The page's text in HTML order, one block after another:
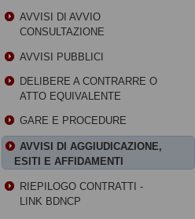
AVVISI DI AVVIO
CONSULTAZIONE
AVVISI PUBBLICI
DELIBERE A CONTRARRE O
ATTO EQUIVALENTE
GARE E PROCEDURE
AVVISI DI AGGIUDICAZIONE,
ESITI E AFFIDAMENTI
RIEPILOGO CONTRATTI -
LINK BDNCP